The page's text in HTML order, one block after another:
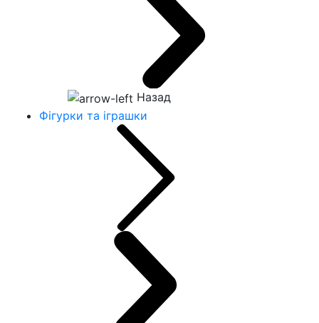
Назад
Фігурки та іграшки